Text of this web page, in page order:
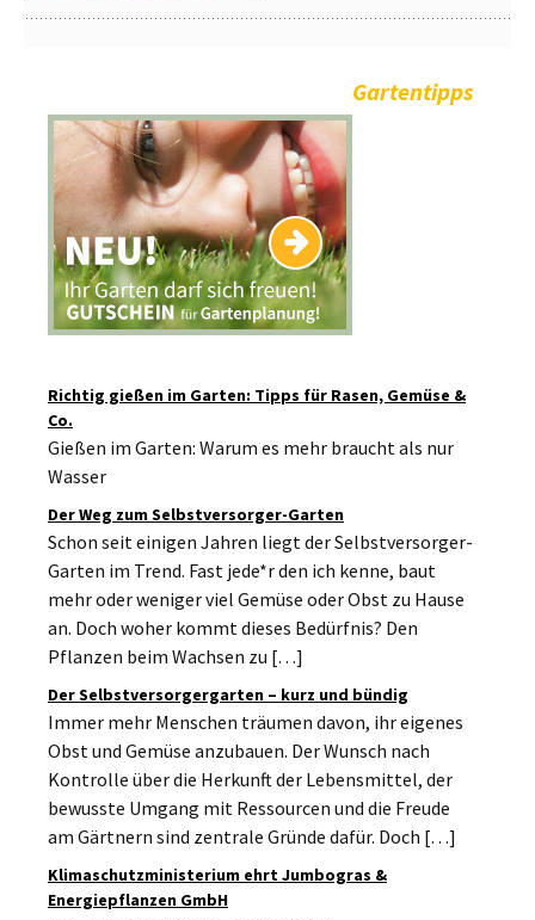
Gartentipps
Richtig gießen im Garten: Tipps für Rasen, Gemüse &
Co.
Gießen im Garten: Warum es mehr braucht als nur
Wasser
Der Weg zum Selbstversorger-Garten
Schon seit einigen Jahren liegt der Selbstversorger-
Garten im Trend. Fast jede*r den ich kenne, baut
mehr oder weniger viel Gemüse oder Obst zu Hause
an. Doch woher kommt dieses Bedürfnis? Den
Pflanzen beim Wachsen zu […]
Der Selbstversorgergarten – kurz und bündig
Immer mehr Menschen träumen davon, ihr eigenes
Obst und Gemüse anzubauen. Der Wunsch nach
Kontrolle über die Herkunft der Lebensmittel, der
bewusste Umgang mit Ressourcen und die Freude
am Gärtnern sind zentrale Gründe dafür. Doch […]
Klimaschutzministerium ehrt Jumbogras &
Energiepflanzen GmbH